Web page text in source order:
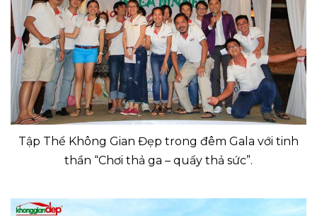
Tập Thể Không Gian Đẹp trong đêm Gala với tinh
thần “Chơi thả ga – quẩy thả sức”.